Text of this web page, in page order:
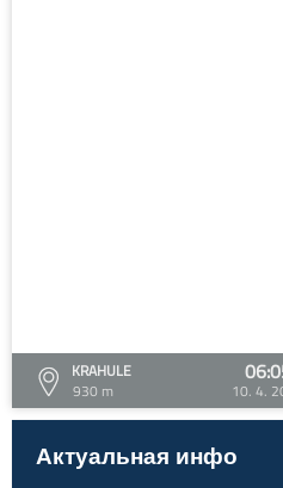
KRAHULE
930 m
10. 4.
Актуальная инфо